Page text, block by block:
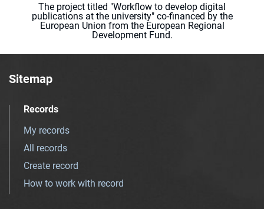
The project titled "Workflow to develop digital
publications at the university" co-financed by the
European Union from the European Regional
Development Fund.
Sitemap
Records
My records
All records
Create record
How to work with record